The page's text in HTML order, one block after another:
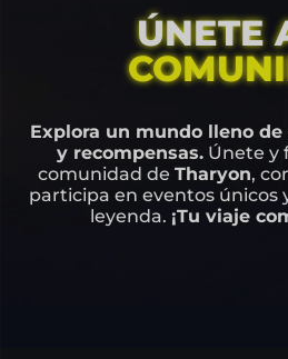
ÚNETE
Explora un mundo lleno
y recompensas. Únete y
comunidad de Tharyon,
participa en eventos únicos
leyenda. ¡Tu viaje